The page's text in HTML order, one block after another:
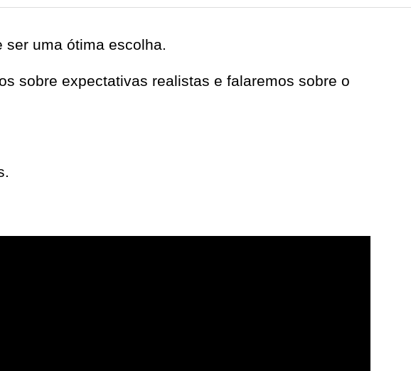
ser uma ótima escolha.
sobre expectativas realistas e falaremos sobre o